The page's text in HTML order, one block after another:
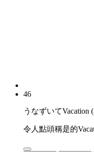
46
うなずいてVacation
令人點頭稱是的